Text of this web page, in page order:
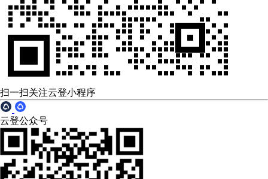
扫一扫关注云登小程序
云登公众号